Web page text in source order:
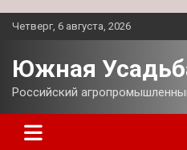
Перейти
Четверг, 6 августа, 2026
Южная
Российский